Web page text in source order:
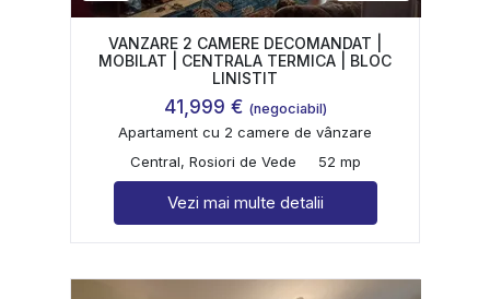
VANZARE 2 CAMERE DECOMANDAT |
MOBILAT | CENTRALA TERMICA | BLOC
LINISTIT
41,999 € (negociabil)
Apartament cu 2 camere de vânzare
Central, Rosiori de Vede
52 mp
Vezi mai multe detalii